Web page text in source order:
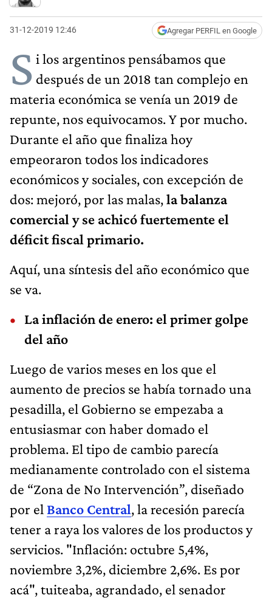
31-12-2019 12:46 Agregar PERFIL en Google
S i los argentinos pensábamos que
después de un 2018 tan complejo en
materia económica se venía un 2019 de
repunte, nos equivocamos. Y por mucho.
Durante el año que finaliza hoy
empeoraron todos los indicadores
económicos y sociales, con excepción de
dos: mejoró, por las malas,la balanza
comercial y se achicó fuertemente el
déficit fiscal primario.
Aquí, una síntesis del año económico que
se va.
La inflación de enero: el primer golpe
del año
Luego de varios meses en los que el
aumento de precios se había tornado una
pesadilla, el Gobierno se empezaba a
entusiasmar con haber domado el
problema. El tipo de cambio parecía
medianamente controlado con el sistema
de “Zona de No Intervención”, diseñado
por el Banco Central, la recesión parecía
tener a raya los valores de los productos y
servicios. "Inflación: octubre 5,4%,
noviembre 3,2%, diciembre 2,6%. Es por
acá", tuiteaba, agrandado, el senador